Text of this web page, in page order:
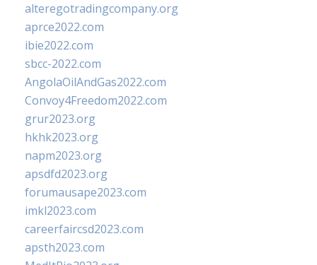
alteregotradingcompany.org
aprce2022.com
ibie2022.com
sbcc-2022.com
AngolaOilAndGas2022.com
Convoy4Freedom2022.com
grur2023.org
hkhk2023.org
napm2023.org
apsdfd2023.org
forumausape2023.com
imkl2023.com
careerfaircsd2023.com
apsth2023.com